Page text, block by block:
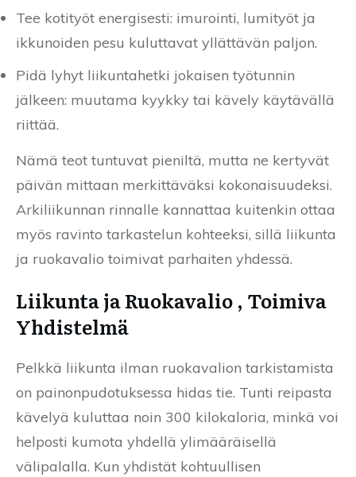
Tee kotityöt energisesti: imurointi, lumityöt ja
ikkunoiden pesu kuluttavat yllättävän paljon.
Pidä lyhyt liikuntahetki jokaisen työtunnin
jälkeen: muutama kyykky tai kävely käytävällä
riittää.
Nämä teot tuntuvat pieniltä, mutta ne kertyvät
päivän mittaan merkittäväksi kokonaisuudeksi.
Arkiliikunnan rinnalle kannattaa kuitenkin ottaa
myös ravinto tarkastelun kohteeksi, sillä liikunta
ja ruokavalio toimivat parhaiten yhdessä.
Liikunta ja Ruokavalio , Toimiva
Yhdistelmä
Pelkkä liikunta ilman ruokavalion tarkistamista
on painonpudotuksessa hidas tie. Tunti reipasta
kävelyä kuluttaa noin 300 kilokaloria, minkä voi
helposti kumota yhdellä ylimääräisellä
välipalalla. Kun yhdistät kohtuullisen